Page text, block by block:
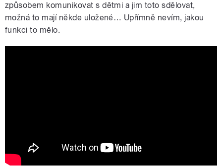
způsobem komunikovat s dětmi a jim toto sdělovat,
možná to mají někde uložené… Upřímně nevím, jakou
funkci to mělo.